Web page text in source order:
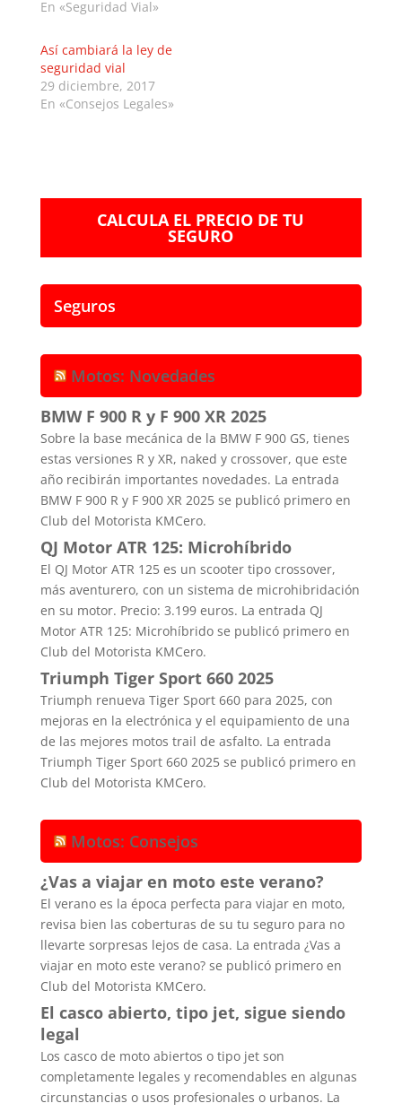
En «Seguridad Vial»
Así cambiará la ley de
seguridad vial
29 diciembre, 2017
En «Consejos Legales»
CALCULA EL PRECIO DE TU
SEGURO
Seguros
Motos: Novedades
BMW F 900 R y F 900 XR 2025
Sobre la base mecánica de la BMW F 900 GS, tienes
estas versiones R y XR, naked y crossover, que este
año recibirán importantes novedades. La entrada
BMW F 900 R y F 900 XR 2025 se publicó primero en
Club del Motorista KMCero.
QJ Motor ATR 125: Microhíbrido
El QJ Motor ATR 125 es un scooter tipo crossover,
más aventurero, con un sistema de microhibridación
en su motor. Precio: 3.199 euros. La entrada QJ
Motor ATR 125: Microhíbrido se publicó primero en
Club del Motorista KMCero.
Triumph Tiger Sport 660 2025
Triumph renueva Tiger Sport 660 para 2025, con
mejoras en la electrónica y el equipamiento de una
de las mejores motos trail de asfalto. La entrada
Triumph Tiger Sport 660 2025 se publicó primero en
Club del Motorista KMCero.
Motos: Consejos
¿Vas a viajar en moto este verano?
El verano es la época perfecta para viajar en moto,
revisa bien las coberturas de su tu seguro para no
llevarte sorpresas lejos de casa. La entrada ¿Vas a
viajar en moto este verano? se publicó primero en
Club del Motorista KMCero.
El casco abierto, tipo jet, sigue siendo
legal
Los casco de moto abiertos o tipo jet son
completamente legales y recomendables en algunas
circunstancias o usos profesionales o urbanos. La